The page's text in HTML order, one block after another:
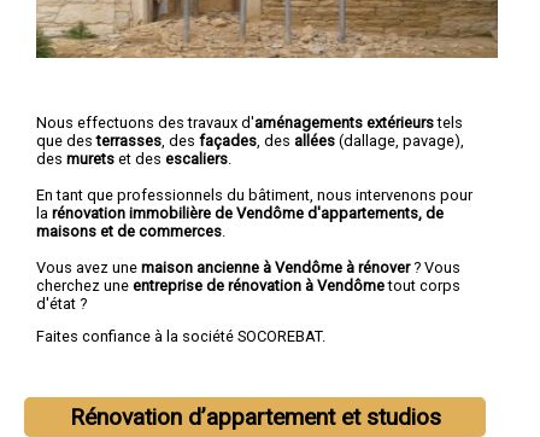
Nous effectuons des travaux d'aménagements extérieurstels
que desterrasses , des façades , des allées (dallage, pavage),
des murets et des escaliers
En tant que professionnels du bâtiment, nous intervenons pour
la rénovation immobilière de Vendôme d'appartements, de
maisons et de commerces
Vous avez une maison ancienne à Vendôme à rénover? Vous
cherchez une entreprise de rénovation à Vendômetout corps
d'état ?
Faites confiance à la société SOCOREBAT.
Rénovation d’appartement et studios